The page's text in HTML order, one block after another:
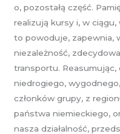
o, pozostałą część.
realizują kursy i, w
to powoduje, zapewnia,
niezależność,
transportu. Reasumując,
niedrogiego,
członków grupy, z
państwa niemieckiego,
nasza działalność,